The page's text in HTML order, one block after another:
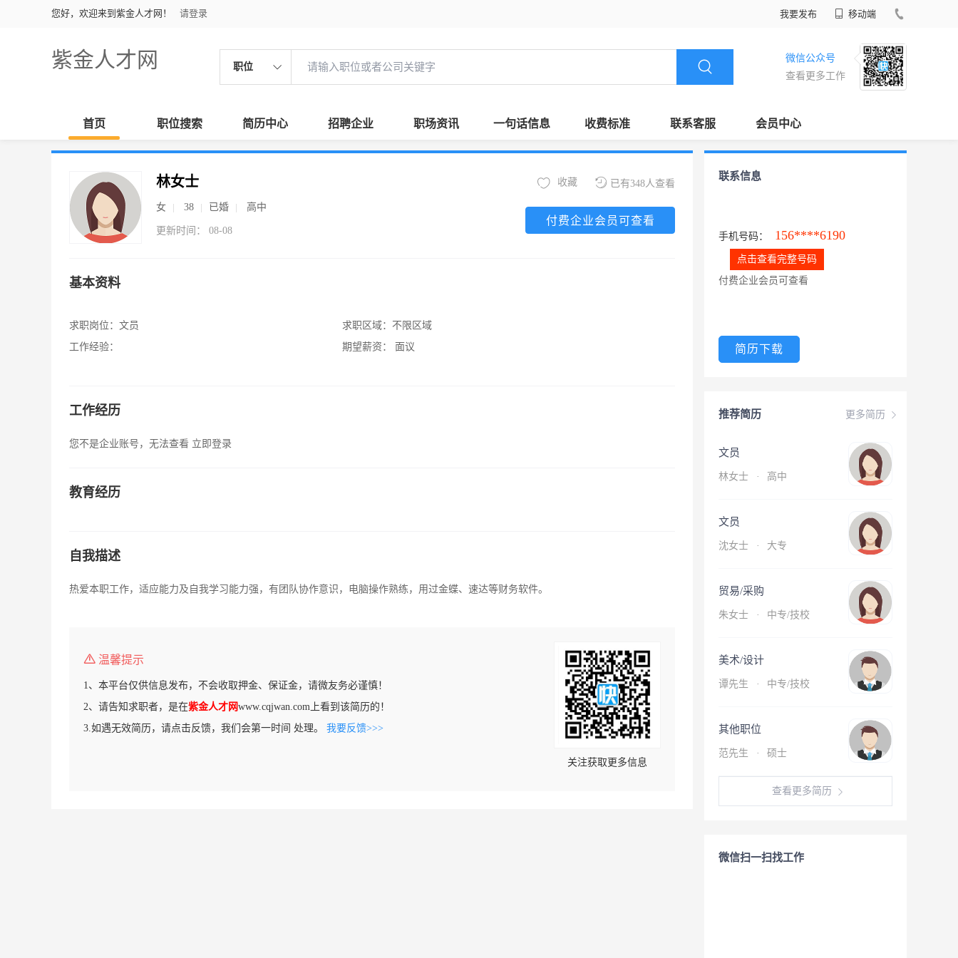
您好，欢迎来到紫金人才网！ 请登录 我要发布 移动端
紫金人才网 职位
微信公众号
查看更多工作
首页 职位搜索 简历中心 招聘企业 职场资讯 一句话信息 收费标准 联系客服 会员中心
林女士
女 38 已婚 高中
更新时间： 08-08
已有348人查看
收藏
付费企业会员可查看
基本资料
求职岗位： 文员
工作经验：
求职区域： 不限区域
期望薪资：
面议
工作经历
您不是企业账号，无法查看 立即登录
教育经历
自我描述
热爱本职工作，适应能力及自我学习能力强，有团队协作意识，电脑操作熟练，用过金蝶、速达等财务软件。
温馨提示
1、本平台仅供信息发布，不会收取押金、保证金，请微友务必谨慎！
2、请告知求职者，是在紫金人才网www.cqjwan.com上看到该简历的！
3.如遇无效简历，请点击反馈，我们会第一时间 处理。 我要反馈>>>
关注获取更多信息
联系信息
手机号码： 156****6190
点击查看完整号码
付费企业会员可查看
简历下载
更多简历
推荐简历
文员
林女士 · 高中
文员
沈女士 · 大专
贸易/采购
朱女士 · 中专/技校
美术/设计
谭先生 · 中专/技校
其他职位
范先生 · 硕士
查看更多简历
微信扫一扫找工作